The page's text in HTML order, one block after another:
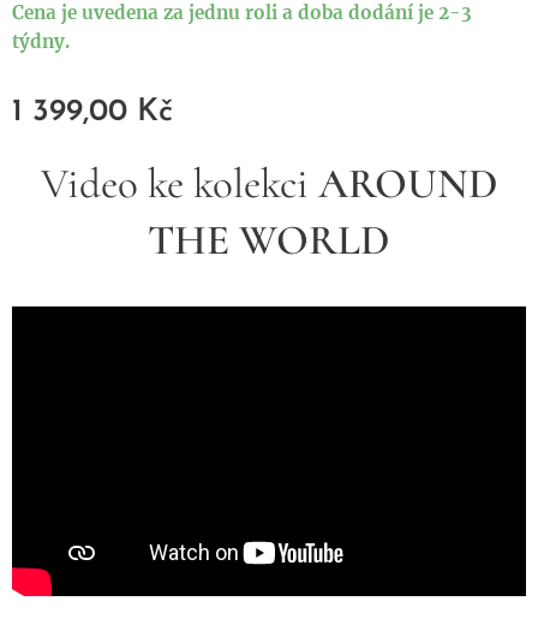
Cena je uvedena za jednu roli a doba dodání je 2-3
týdny.
1 399,00 Kč
Video ke kolekci AROUND
THE WORLD